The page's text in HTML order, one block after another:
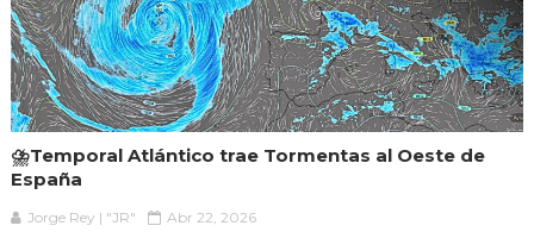
⛈️Temporal Atlántico trae Tormentas al Oeste de
España
Jorge Rey | "JR" Abr 22, 2026